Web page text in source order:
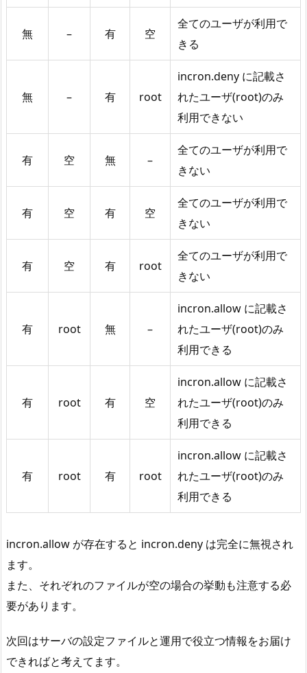
無 – 有 空
全てのユーザが利用で
きる
無 – 有 root
incron.deny に記載さ
れたユーザ(root)のみ
利用できない
有 空 無 –
全てのユーザが利用で
きない
有 空 有 空
全てのユーザが利用で
きない
有 空 有 root
全てのユーザが利用で
きない
有 root 無 –
incron.allow に記載さ
れたユーザ(root)のみ
利用できる
有 root 有 空
incron.allow に記載さ
れたユーザ(root)のみ
利用できる
有 root 有 root
incron.allow に記載さ
れたユーザ(root)のみ
利用できる
incron.allow が存在すると incron.deny は完全に無視され
ます。
また、それぞれのファイルが空の場合の挙動も注意する必
要があります。
次回はサーバの設定ファイルと運用で役立つ情報をお届け
できればと考えてます。